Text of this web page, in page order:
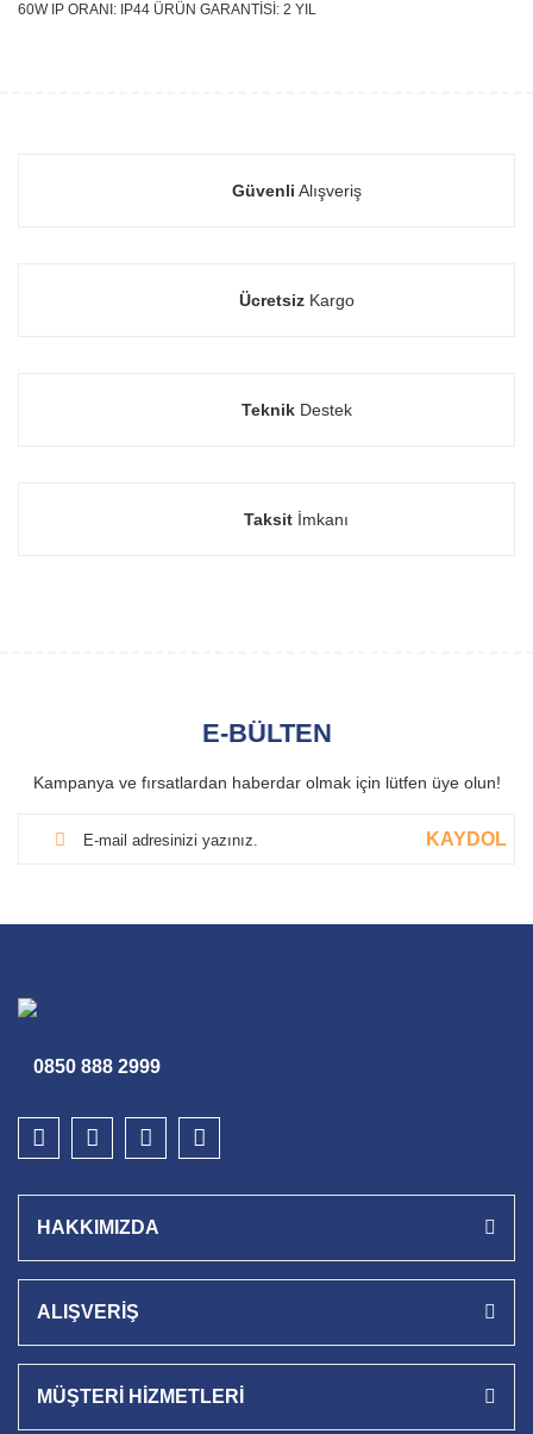
60W IP ORANI: IP44 ÜRÜN GARANTİSİ: 2 YIL
Güvenli Alışveriş
ÜcretsizKargo
TeknikDestek
Taksit İmkanı
E-BÜLTEN
Kampanya ve fırsatlardan haberdar olmak için lütfen üye olun!
KAYDOL
0850 888 2999
HAKKIMIZDA
ALIŞVERİŞ
MÜŞTERİ HİZMETLERİ